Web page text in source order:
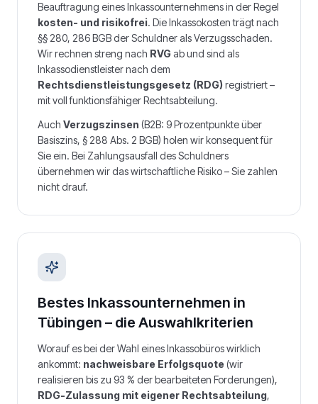
Beauftragung eines Inkassounternehmens in der Regel
kosten- und risikofrei. Die Inkassokosten trägt nach
§§ 280, 286 BGB der Schuldner als Verzugsschaden.
Wir rechnen streng nach RVGab und sind als
Inkassodienstleister nach dem
Rechtsdienstleistungsgesetz (RDG) registriert –
mit voll funktionsfähiger Rechtsabteilung.
Auch Verzugszinsen (B2B: 9 Prozentpunkte über
Basiszins, § 288 Abs. 2 BGB) holen wir konsequent für
Sie ein. Bei Zahlungsausfall des Schuldners
übernehmen wir das wirtschaftliche Risiko – Sie zahlen
nicht drauf.
Bestes Inkassounternehmen in
Tübingen – die Auswahlkriterien
Worauf es bei der Wahl eines Inkassobüros wirklich
ankommt: nachweisbare Erfolgsquote (wir
realisieren bis zu 93 % der bearbeiteten Forderungen),
RDG-Zulassung mit eigener Rechtsabteilung,